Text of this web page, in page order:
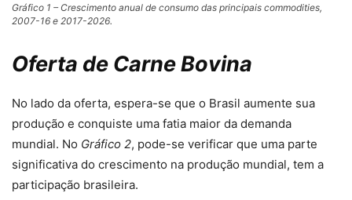
Gráfico 1 – Crescimento anual de consumo das principais commodities,
2007-16 e 2017-2026.
Oferta de Carne Bovina
No lado da oferta, espera-se que o Brasil aumente sua
produção e conquiste uma fatia maior da demanda
mundial. No Gráfico 2, pode-se verificar que uma parte
significativa do crescimento na produção mundial, tem a
participação brasileira.